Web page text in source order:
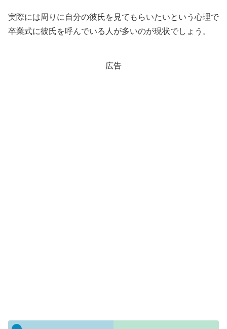
実際には周りに自分の彼氏を見てもらいたいという心理で
卒業式に彼氏を呼んでいる人が多いのが現状でしょう。
広告